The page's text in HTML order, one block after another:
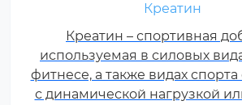
Креатин
Креатин – спортивная
используемая в силовых
фитнесе, а также видах
с динамической нагрузкой
витамины группы В,
витамин Т, витамины С, D,
Постоянные тренировки,
физические и
нагрузки, соревнования